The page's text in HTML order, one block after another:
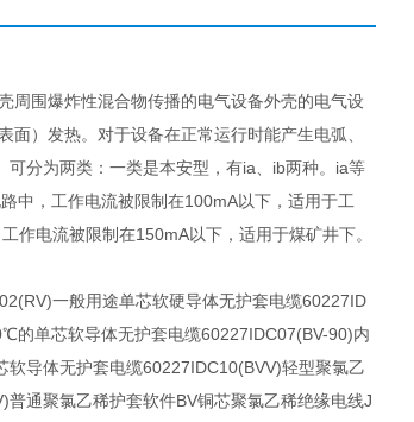
周围爆炸性混合物传播的电气设备外壳的电气设
）发热。对于设备在正常运行时能产生电弧、
分为两类：一类是本安型，有ia、ib两种。ia等
中，工作电流被限制在100mA以下，适用于工
作电流被限制在150mA以下，适用于煤矿井下。
一般用途单芯软硬导体无护套电缆60227ID
的单芯软导体无护套电缆60227IDC07(BV-90)内
导体无护套电缆60227IDC10(BVV)轻型聚氯乙
通聚氯乙稀护套软件BV铜芯聚氯乙稀绝缘电线J